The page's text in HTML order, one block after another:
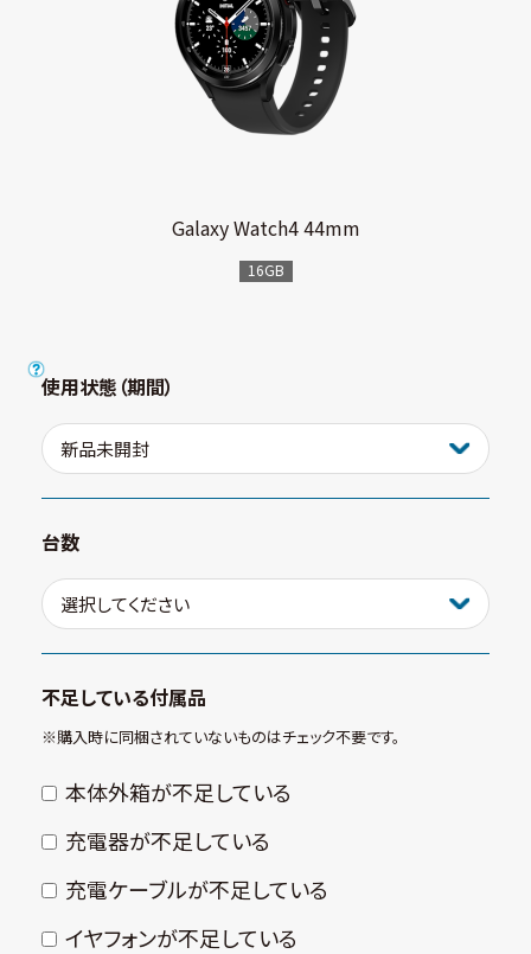
Galaxy Watch4 44mm
16GB
使用状態（期間）
台数
不足している付属品
※購⼊時に同梱されていないものはチェック不要です。
本体外箱が不⾜している
充電器が不⾜している
充電ケーブルが不⾜している
イヤフォンが不⾜している